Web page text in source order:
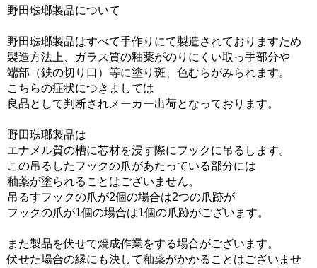
野田琺瑯製品について
野田琺瑯製品はすべて手作りにて製造されておりますため
製造方法上、ガラス質の釉薬がのりにくい取っ手部分や
端部（鉄の切り口）等に塗り斑、色むらがみられます。
こちらの症状につきましては
良品として判断されメーカー出荷となっております。
野田琺瑯製品は
エナメル質の槽に芯材を浸す際にフックに吊るします。
この吊るしたフックの爪があたっている部分には
釉薬が塗られることはございません。
吊るすフックの爪が2個の場合は2つの爪跡が
フックの爪が1個の場合は1個の爪跡がございます。
また製品を伏せて焼成作業をする場合がございます。
伏せた場合の縁にも決して釉薬がかかることはございませ